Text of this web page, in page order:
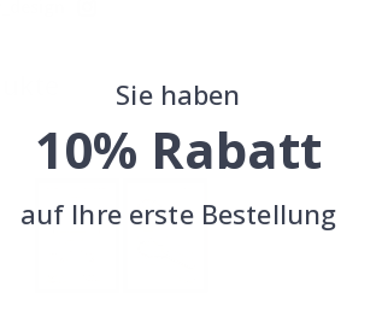
Sie haben
10% Rabatt
auf Ihre erste Bestellung